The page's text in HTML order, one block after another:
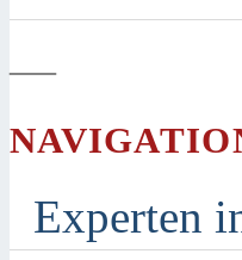
—
Experten